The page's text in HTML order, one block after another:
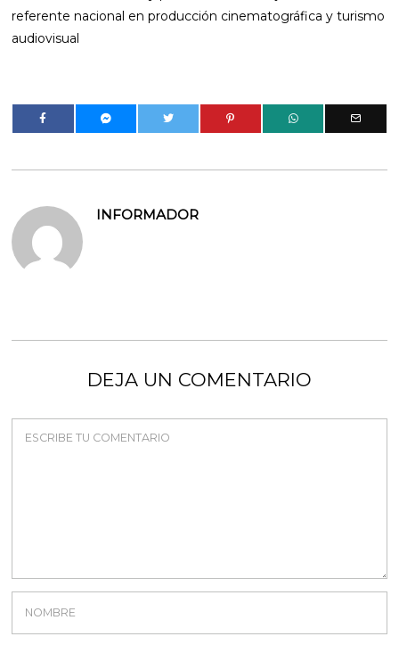
referente nacional en producción cinematográfica y turismo
audiovisual
INFORMADOR
DEJA UN COMENTARIO